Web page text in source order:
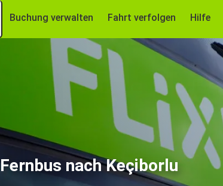
Buchung verwalten Fahrt verfolgen Hilfe
Fernbus nach Keçiborlu